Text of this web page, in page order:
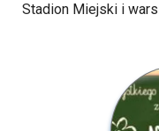
Stadion Miejski